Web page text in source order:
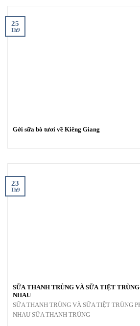
Gởi sữa bò tươi về Kiêng Giang
25
Th9
SỮA THANH TRÙNG VÀ SỮA TIỆT TRÙNG PHÂN BIỆT SỰ KHÁC
NHAU
SỮA THANH TRÙNG VÀ SỮA TIỆT TRÙNG
NHAU SỮA THANH TRÙNG
23
Th9